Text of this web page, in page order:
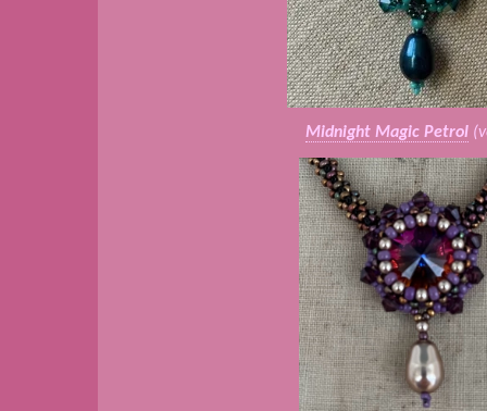
Midnight Magic Petrol